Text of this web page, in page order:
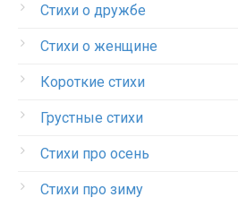
Стихи о дружбе
Стихи о женщине
Короткие стихи
Грустные стихи
Стихи про осень
Стихи про зиму